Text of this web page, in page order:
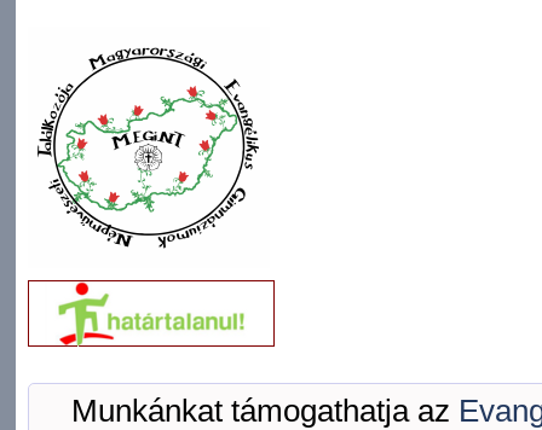
Munkánkat támogathatja az